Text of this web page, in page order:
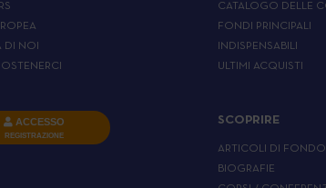
DI NOI
ACCESSO
REGISTRAZIONE
CATALOGO DELLE
FONDI PRINCIPALI
INDISPENSABILI
ULTIMI ACQUISTI
SCOPRIRE
ARTICOLI DI FONDO
BIOGRAFIE